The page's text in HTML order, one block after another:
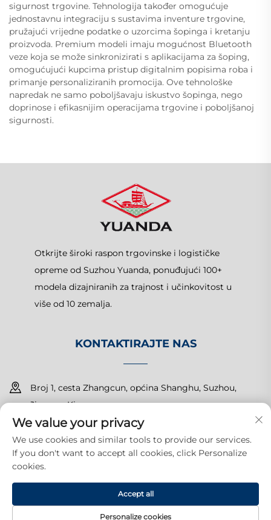
sigurnost trgovine. Tehnologija također omogućuje
jednostavnu integraciju s sustavima inventure trgovine,
pružajući vrijedne podatke o uzorcima šopinga i kretanju
proizvoda. Premium modeli imaju mogućnost Bluetooth
veze koja se može sinkronizirati s aplikacijama za šoping,
omogućujući kupcima pristup digitalnim popisima roba i
primanje personaliziranih promocija. Ove tehnološke
napredak ne samo poboljšavaju iskustvo šopinga, nego
doprinose i efikasnijim operacijama trgovine i poboljšanoj
sigurnosti.
Otkrijte široki raspon trgovinske i logističke
opreme od Suzhou Yuanda, ponuđujući 100+
modela dizajniranih za trajnost i učinkovitost u
više od 10 zemalja.
KONTAKTIRAJTE NAS
Broj 1, cesta Zhangcun, općina Shanghu, Suzhou,
Jiangsu, Kina
+86-15150179453
[email protected]
Autorska prava © 2025 Suzhou Yuanda Commercial Products
Co., Ltd. Sva prava pridržana. Politika privatnosti
We value your privacy
We use cookies and similar tools to provide our services.
If you don't want to accept all cookies, click Personalize
cookies.
Personalize cookies
Accept all